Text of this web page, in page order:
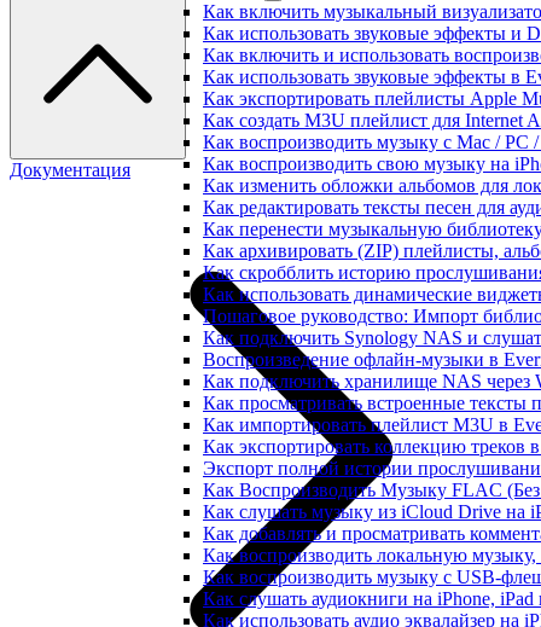
Как включить музыкальный
Как использовать звуковые эффекты и
Как включить и использовать
Как использовать звуковые эффекты в
Как экспортировать плейлисты Apple
Как создать M3U плейлист для Internet
Как воспроизводить музыку с Mac /
Как воспроизводить свою музыку на
Как изменить обложки альбомов для
Как редактировать тексты песен для
Как перенести музыкальную
Как архивировать (ZIP) плейлисты,
Как скробблить историю
Как использовать динамические
Пошаговое руководство: Импорт
Как подключить Synology NAS и
Воспроизведение офлайн-музыки в
Как подключить хранилище NAS через
Как просматривать встроенные
Как импортировать плейлист M3U в
Как экспортировать коллекцию
Экспорт полной истории
Как Воспроизводить Музыку FLAC
Как слушать музыку из iCloud Drive на
Как добавлять и просматривать
Как воспроизводить локальную
Как воспроизводить музыку с USB-
Как слушать аудиокниги на iPhone,
Как использовать аудио эквалайзер на
Документация